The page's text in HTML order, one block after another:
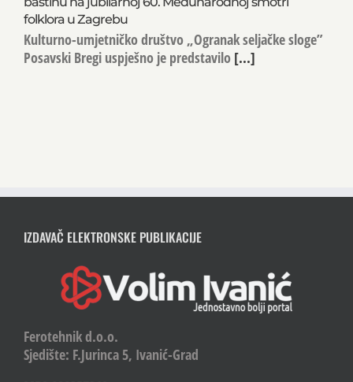
folklora u Zagrebu
Kulturno-umjetničko društvo „Ogranak seljačke sloge”
Posavski Bregi uspješno je predstavilo [...]
IZDAVAČ ELEKTRONSKE PUBLIKACIJE
Ferotehnik d.o.o.
Sjedište: F.Jurinca 5, Ivanić-Grad